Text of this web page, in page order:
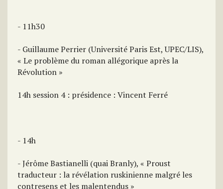
- 11h30
- Guillaume Perrier (Université Paris Est, UPEC/LIS),
« Le problème du roman allégorique après la
Révolution »
14h session 4 : présidence : Vincent Ferré
- 14h
- Jérôme Bastianelli (quai Branly), « Proust
traducteur : la révélation ruskinienne malgré les
contresens et les malentendus »